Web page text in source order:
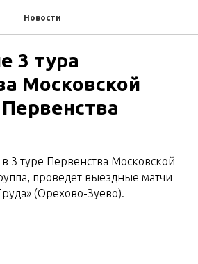
Новости
3 тура
Московской
3 туре Первенства Московской
проведет выездные матчи
(Орехово-Зуево).